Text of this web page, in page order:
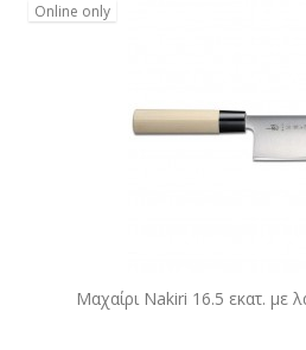
Online only
Μαχαίρι Nakiri 16.5 εκατ. με